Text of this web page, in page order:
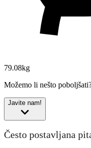
79.08kg
Možemo li nešto
Javite nam!
Često postavljana